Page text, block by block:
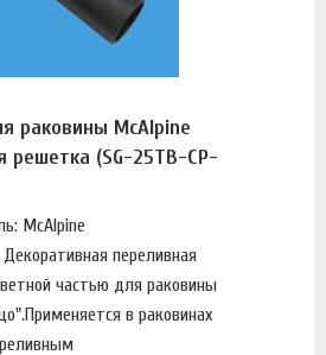
раковины McAlpine
решетка (SG-25TB-CP-
McAlpine
переливная
частью для раковины
в раковинах